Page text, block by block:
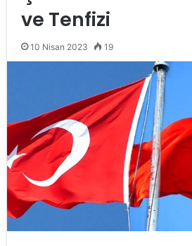
ve Tenfizi
10 Nisan 2023 19